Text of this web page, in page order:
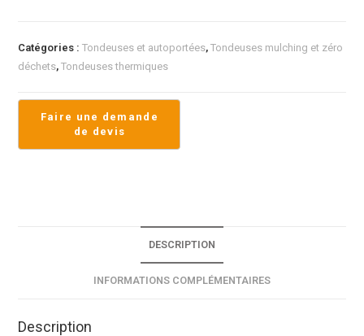
Catégories :Tondeuses et autoportées,Tondeuses mulching et zéro
déchets,Tondeuses thermiques
DESCRIPTION
INFORMATIONS COMPLÉMENTAIRES
Description